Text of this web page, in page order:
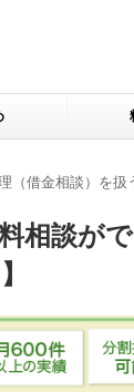
（借金相談）を
相談が